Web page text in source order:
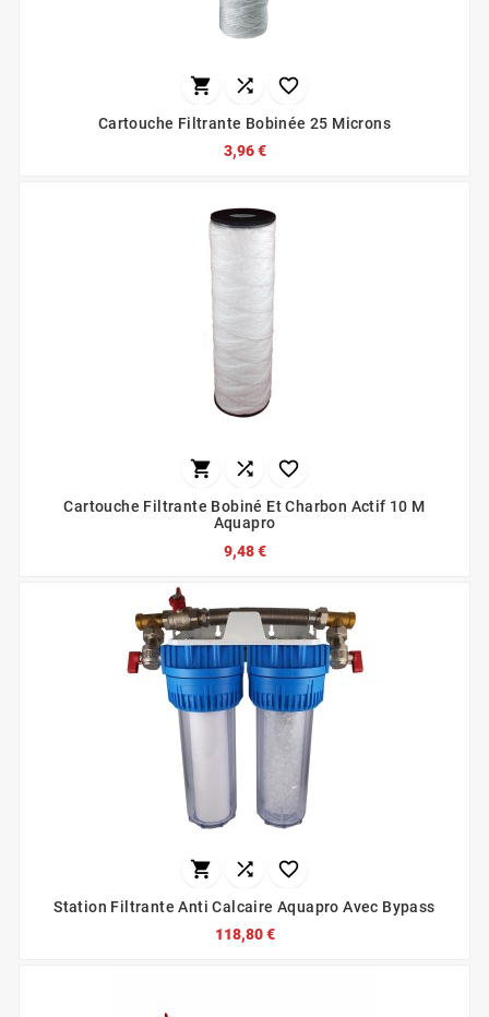
  
Cartouche Filtrante Bobinée 25 Microns
3,96 €
  
Cartouche Filtrante Bobiné Et Charbon Actif 10 Μ
Aquapro
9,48 €
  
Station Filtrante Anti Calcaire Aquapro Avec Bypass
118,80 €